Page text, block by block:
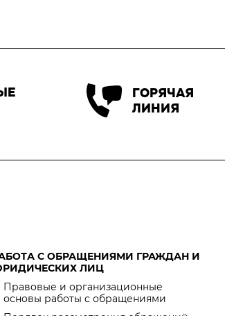
ГОРЯЧАЯ
ЛИНИЯ
С ОБРАЩЕНИЯМИ ГРАЖДАН И
ЛИЦ
Правовые и организационные
основы работы с обращениями